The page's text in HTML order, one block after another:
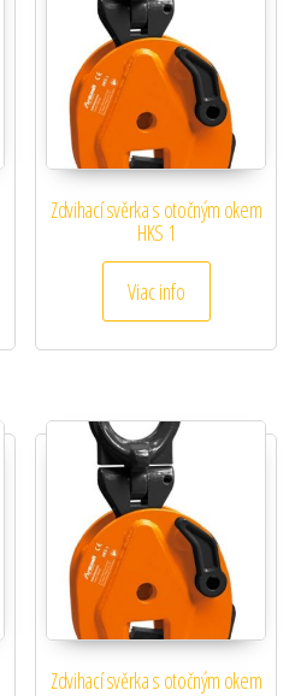
Zdvihací svěrka s otočným okem
HKS 1
Viac info
Zdvihací svěrka s otočným okem